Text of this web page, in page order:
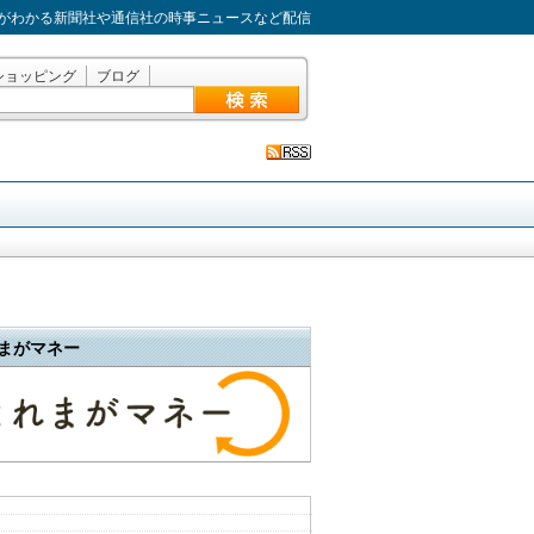
わかる新聞社や通信社の時事ニュースなど配信
ョッピング ブログ
がマネー